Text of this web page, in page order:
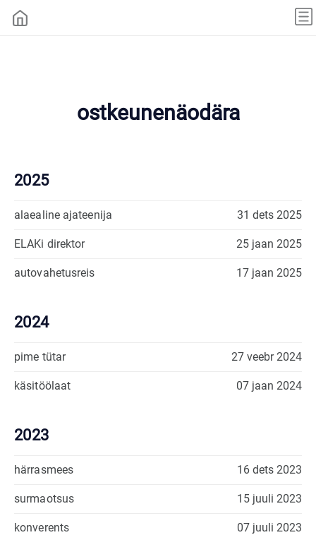
ostkeunenäodära
2025
alaealine ajateenija 31 dets 2025
ELAKi direktor 25 jaan 2025
autovahetusreis 17 jaan 2025
2024
pime tütar 27 veebr 2024
käsitöölaat 07 jaan 2024
2023
härrasmees 16 dets 2023
surmaotsus 15 juuli 2023
konverents 07 juuli 2023